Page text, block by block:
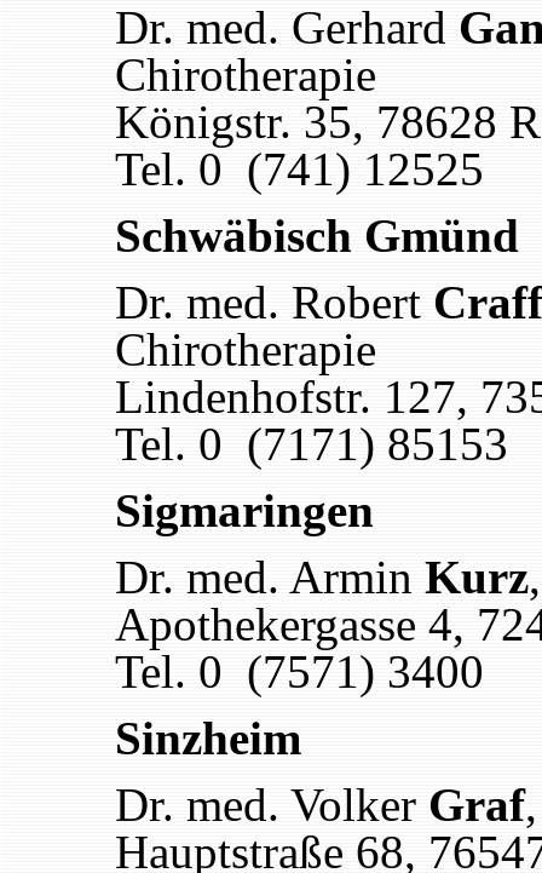
Dr. med. Gerhard
Chirotherapie
Königstr. 35, 78628
Tel. 0 (741) 12525
Schwäbisch Gmünd
Dr. med. Robert
Chirotherapie
Lindenhofstr. 127,
Tel. 0 (7171) 85153
Sigmaringen
Dr. med. Armin Kurz
Apothekergasse 4,
Tel. 0 (7571) 3400
Sinzheim
Dr. med. Volker Graf
Hauptstraße 68,